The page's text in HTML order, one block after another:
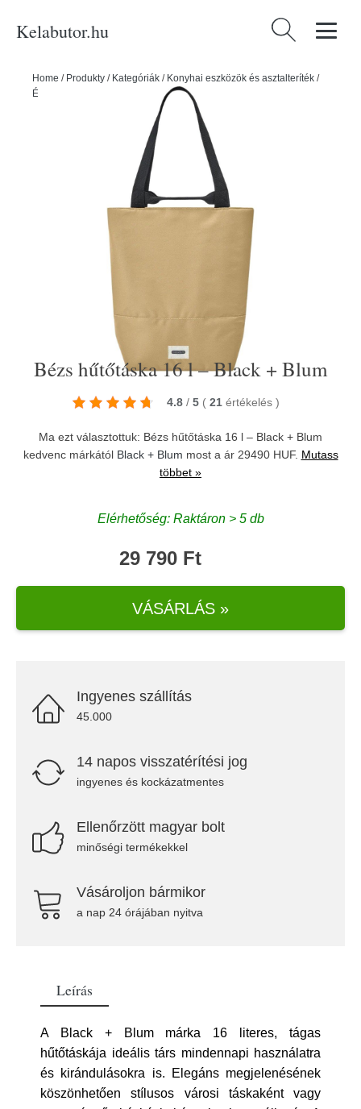
Kelabutor.hu Keresés:
Home / Produkty / Kategóriák / Konyhai eszközök és asztalteríték /
Ételhordók és tárolók
Bézs hűtőtáska 16 l – Black + Blum
Bézs hűtőtáska 16 l – Black + Blum
4.8 / 5 ( 21 értékelés )
Ma ezt választottuk: Bézs hűtőtáska 16 l – Black + Blum
kedvenc márkától Black + Blum most a ár 29490 HUF. Mutass
többet »
Elérhetőség: Raktáron > 5 db
29 790 Ft
VÁSÁRLÁS »
Ingyenes szállítás
45.000
14 napos visszatérítési jog
ingyenes és kockázatmentes
Ellenőrzött magyar bolt
minőségi termékekkel
Vásároljon bármikor
a nap 24 órájában nyitva
Leírás
A Black + Blum márka 16 literes, tágas
hűtőtáskája ideális társ mindennapi használatra
és kirándulásokra is. Elegáns megjelenésének
köszönhetően stílusos városi táskaként vagy